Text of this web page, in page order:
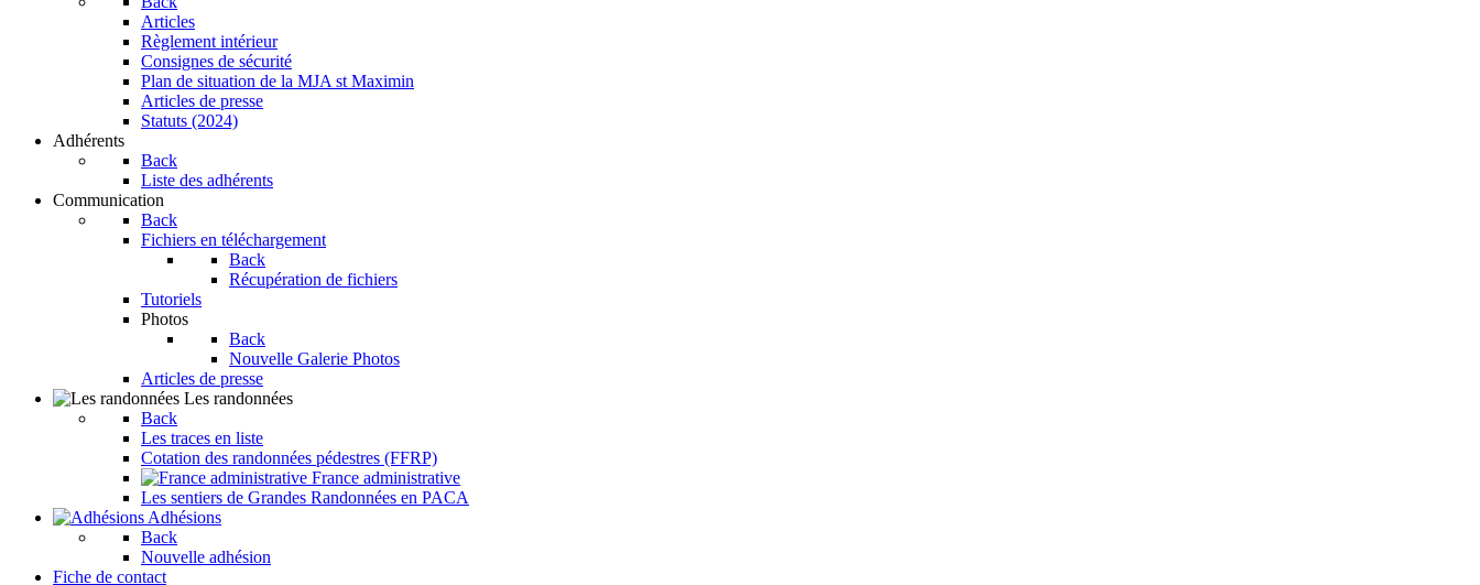
Articles
Règlement intérieur
Consignes de sécurité
Plan de situation de la MJA st Maximin
Articles de presse
Statuts (2024)
Adhérents
Back
Liste des adhérents
Communication
Back
Fichiers en téléchargement
Back
Récupération de fichiers
Tutoriels
Photos
Back
Nouvelle Galerie Photos
Articles de presse
Les randonnées
Back
Les traces en liste
Cotation des randonnées pédestres (FFRP)
France administrative
Les sentiers de Grandes Randonnées en PACA
Adhésions
Back
Nouvelle adhésion
Fiche de contact